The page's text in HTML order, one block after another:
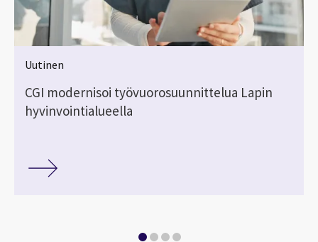
Uutinen
CGI modernisoi työvuorosuunnittelua Lapin
hyvinvointialueella